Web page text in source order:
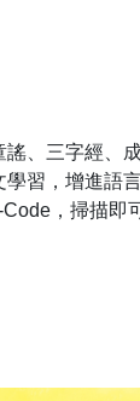
謠、三字經、
習，增進語
Code，掃描即